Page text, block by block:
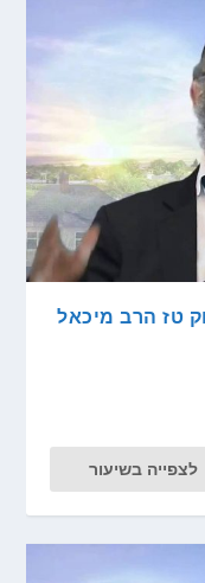
טז הרב מיכאל
לצפייה בשיעור